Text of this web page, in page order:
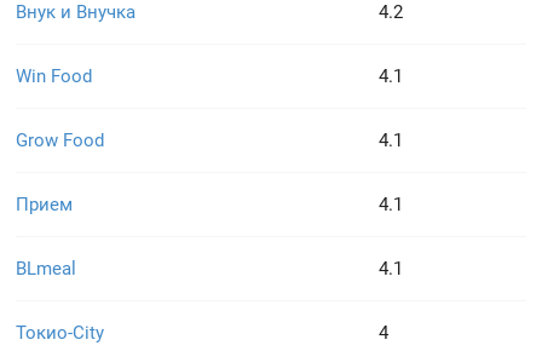
Внук и Внучка 4.2
Win Food 4.1
Grow Food 4.1
Прием 4.1
BLmeal 4.1
Токио-City 4